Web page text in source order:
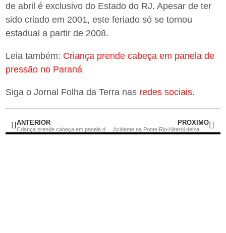
de abril é exclusivo do Estado do RJ. Apesar de ter
sido criado em 2001, este feriado só se tornou
estadual a partir de 2008.
Leia também: Criança prende cabeça em panela de
pressão no Paraná
Siga o Jornal Folha da Terra nas redes sociais.
ANTERIOR
Criança prende cabeça em panela de pressão no Paraná
PRÓXIMO